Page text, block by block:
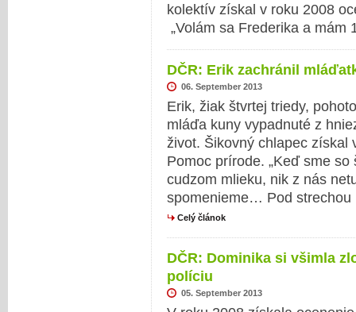
kolektív získal v roku 2008
„Volám sa Frederika a
DČR: Erik zachránil
06. September 2013
Erik, žiak štvrtej triedy,
mláďa kuny vypadnuté z
život. Šikovný chlapec získal
Pomoc prírode. „Keď sme
cudzom mlieku, nik z nás
spomenieme… Pod
Celý článok
DČR: Dominika si všimla
políciu
05. September 2013